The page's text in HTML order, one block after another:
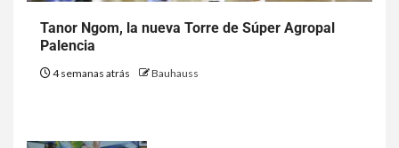
Tanor Ngom, la nueva Torre de Súper Agropal
Palencia
4 semanas atrás Bauhauss